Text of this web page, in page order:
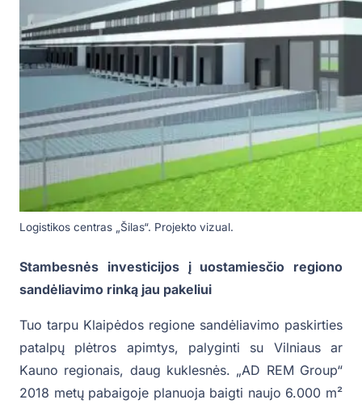
Logistikos centras „Šilas“. Projekto vizual.
Stambesnės investicijos į uostamiesčio regiono
sandėliavimo rinką jau pakeliui
Tuo tarpu Klaipėdos regione sandėliavimo paskirties
patalpų plėtros apimtys, palyginti su Vilniaus ar
Kauno regionais, daug kuklesnės. „AD REM Group“
2018 metų pabaigoje planuoja baigti naujo 6.000 m²